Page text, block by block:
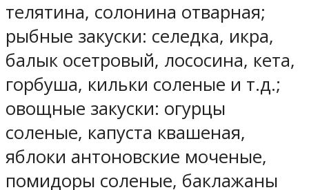
телятина, солонина отварная;
рыбные закуски: селедка, икра,
балык осетровый, лососина, кета,
горбуша, кильки соленые и т.д.;
овощные закуски: огурцы
соленые, капуста квашеная,
яблоки антоновские моченые,
помидоры соленые, баклажаны